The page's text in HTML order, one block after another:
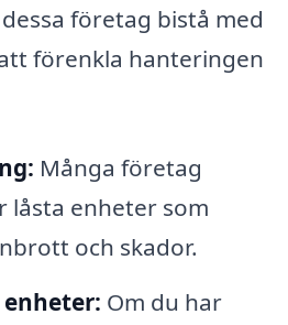
företag bistå med
förenkla hanteringen
Många företag
låsta enheter som
och skador.
Om du har